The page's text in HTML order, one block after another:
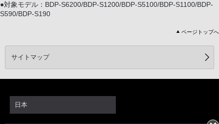
●対象モデル：BDP-S6200/BDP-S1200/BDP-S5100/BDP-S1100/BDP-
S590/BDP-S190
ページトップへ
サイトマップ
日本